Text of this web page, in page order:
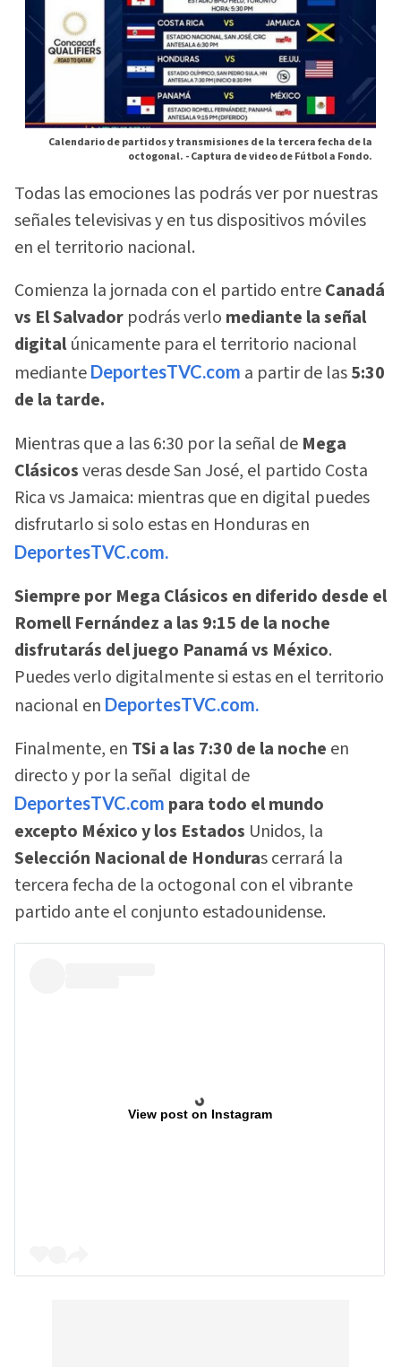
Calendario de partidos y transmisiones de la tercera fecha de la
octogonal. -Captura de video de Fútbol a Fondo.
Todas las emociones las podrás ver por nuestras
señales televisivas y en tus dispositivos móviles
en el territorio nacional.
Comienza la jornada con el partido entreCanadá
vs El Salvador podrás verlo mediante la señal
digitalúnicamente para el territorio nacional
mediante DeportesTVC.com a partir de las5:30
de la tarde.
Mientras que a las 6:30 por la señal de Mega
Clásicosveras desde San José, el partido Costa
Rica vs Jamaica: mientras que en digital puedes
disfrutarlo si solo estas en Honduras en
DeportesTVC.com.
Siempre por Mega Clásicos en diferido desde el
Romell Fernández a las 9:15 de la noche
disfrutarás del juego Panamá vs México.
Puedes verlo digitalmente si estas en el territorio
nacional en DeportesTVC.com.
Finalmente, en TSi a las 7:30 de la noche en
directo y por la señal digital de
DeportesTVC.com para todo el mundo
excepto México y los Estados Unidos, la
Selección Nacional de Honduras cerrará la
tercera fecha de la octogonal con el vibrante
partido ante el conjunto estadounidense.
View post on Instagram